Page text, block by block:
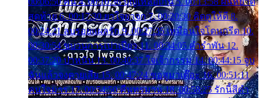
สุดท้าย 6. 00:17:30 ยาใจยาจก 7. 00:20:30 คิดดูให้ดี 8.
00:24:21 ลบรอยแผลรัก 9. 00:27:35 เหมือนใจโดนกรีด 10.
00:30:54 ขบวนการเปาเปียว 11. 00:34:05 คำรำพัน 12.
00:37:20 ปาหนัน 13. 00:40:37 ใจเจ้ากรรม 14. 00:44:15 จูบ
ฉันแล้วจงตายเสีย 15. 00:47:24 ขอสูมาเต๊อะ 16. 00:51:11
คนใจมาร 17. 00:54:50 คืนทรมาน 18. 00:58:25 รักนี้สีดำ